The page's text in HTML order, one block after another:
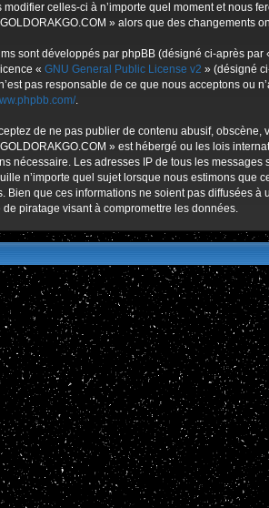
modifier celles-ci à n’importe quel moment et nous
» alors que des changements
sont développés par phpBB (désigné ci-après
« GNU General Public License v2 » (désigné
pas responsable de ce que nous acceptons ou
.
de ne pas publier de contenu abusif,
» est hébergé ou les lois
nécessaire. Les adresses IP de tous les
n’importe quel sujet lorsque nous estimons que
Bien que ces informations ne soient pas diffusées à
de piratage visant à compromettre les données.